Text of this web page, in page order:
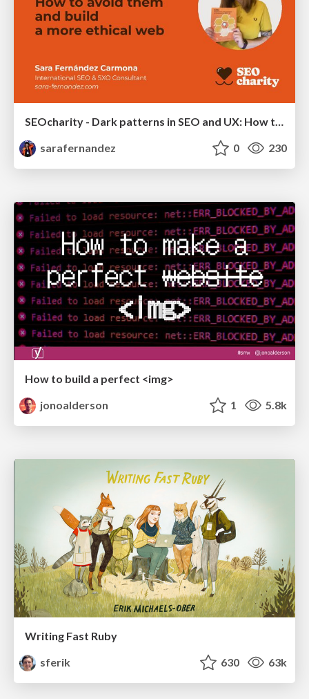
sarafernandez
0 230
How to build a perfect <img>
jonoalderson
1 5.8k
Writing Fast Ruby
sferik
630 63k